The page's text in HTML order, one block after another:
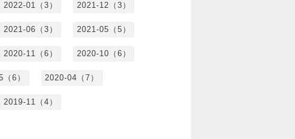
2022-01（3） 2021-12（3）
2021-06（3） 2021-05（5）
2020-11（6） 2020-10（6）
6） 2020-04（7）
2019-11（4）